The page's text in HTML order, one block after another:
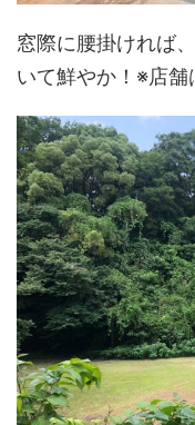
窓際に腰掛ければ
いて鮮やか！※店舗